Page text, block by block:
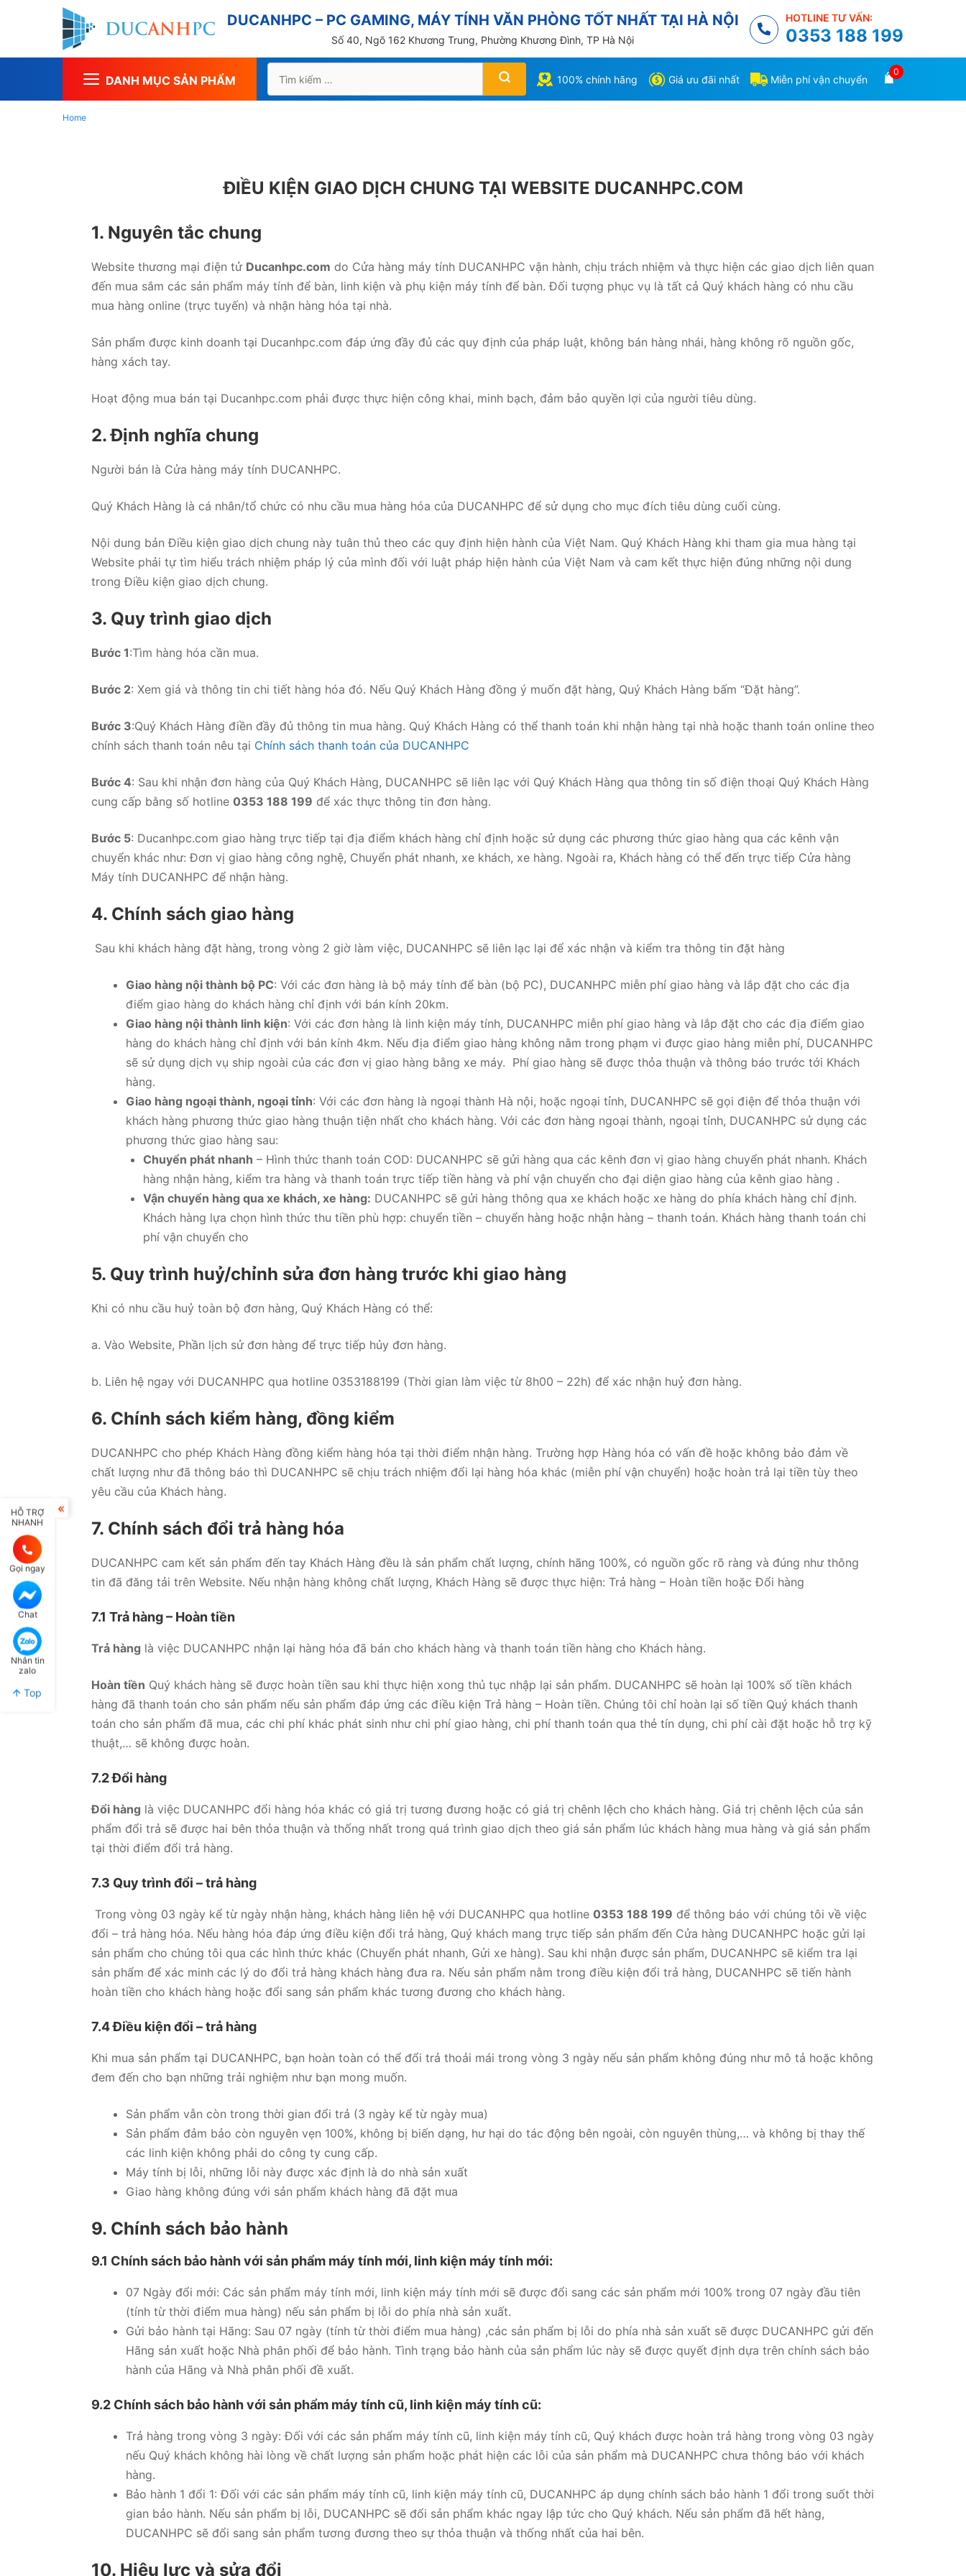
DUCANHPC – PC GAMING, MÁY TÍNH VĂN PHÒNG TỐT NHẤT TẠI HÀ NỘI
Số 40, Ngõ 162 Khương Trung, Phường Khương Đình, TP Hà Nội
HOTLINE TƯ VẤN:
0353 188 199
DANH MỤC SẢN PHẨM
Tìm
kiếm
cho:
100% chính hãng Giá ưu đãi nhất Miễn phí vận chuyển
0
Home
ĐIỀU KIỆN GIAO DỊCH CHUNG TẠI WEBSITE DUCANHPC.COM
1. Nguyên tắc chung
Website thương mại điện tử Ducanhpc.com do Cửa hàng máy tính DUCANHPC vận hành, chịu trách nhiệm và thực hiện các giao dịch liên quan
đến mua sắm các sản phẩm máy tính để bàn, linh kiện và phụ kiện máy tính để bàn. Đối tượng phục vụ là tất cả Quý khách hàng có nhu cầu
mua hàng online (trực tuyến) và nhận hàng hóa tại nhà.
Sản phẩm được kinh doanh tại Ducanhpc.com đáp ứng đầy đủ các quy định của pháp luật, không bán hàng nhái, hàng không rõ nguồn gốc,
hàng xách tay.
Hoạt động mua bán tại Ducanhpc.com phải được thực hiện công khai, minh bạch, đảm bảo quyền lợi của người tiêu dùng.
2. Định nghĩa chung
Người bán là Cửa hàng máy tính DUCANHPC.
Quý Khách Hàng là cá nhân/tổ chức có nhu cầu mua hàng hóa của DUCANHPC để sử dụng cho mục đích tiêu dùng cuối cùng.
Nội dung bản Điều kiện giao dịch chung này tuân thủ theo các quy định hiện hành của Việt Nam. Quý Khách Hàng khi tham gia mua hàng tại
Website phải tự tìm hiểu trách nhiệm pháp lý của mình đối với luật pháp hiện hành của Việt Nam và cam kết thực hiện đúng những nội dung
trong Điều kiện giao dịch chung.
3. Quy trình giao dịch
Bước 1:Tìm hàng hóa cần mua.
Bước 2: Xem giá và thông tin chi tiết hàng hóa đó. Nếu Quý Khách Hàng đồng ý muốn đặt hàng, Quý Khách Hàng bấm “Đặt hàng”.
Bước 3:Quý Khách Hàng điền đầy đủ thông tin mua hàng. Quý Khách Hàng có thể thanh toán khi nhận hàng tại nhà hoặc thanh toán online theo
chính sách thanh toán nêu tại Chính sách thanh toán của DUCANHPC
Bước 4: Sau khi nhận đơn hàng của Quý Khách Hàng, DUCANHPC sẽ liên lạc với Quý Khách Hàng qua thông tin số điện thoại Quý Khách Hàng
cung cấp bằng số hotline 0353 188 199 để xác thực thông tin đơn hàng.
Bước 5: Ducanhpc.com giao hàng trực tiếp tại địa điểm khách hàng chỉ định hoặc sử dụng các phương thức giao hàng qua các kênh vận
chuyển khác như: Đơn vị giao hàng công nghệ, Chuyển phát nhanh, xe khách, xe hàng. Ngoài ra, Khách hàng có thể đến trực tiếp Cửa hàng
Máy tính DUCANHPC để nhận hàng.
4. Chính sách giao hàng
Sau khi khách hàng đặt hàng, trong vòng 2 giờ làm việc, DUCANHPC sẽ liên lạc lại để xác nhận và kiểm tra thông tin đặt hàng
Giao hàng nội thành bộ PC: Với các đơn hàng là bộ máy tính để bàn (bộ PC), DUCANHPC miễn phí giao hàng và lắp đặt cho các địa
điểm giao hàng do khách hàng chỉ định với bán kính 20km.
Giao hàng nội thành linh kiện: Với các đơn hàng là linh kiện máy tính, DUCANHPC miễn phí giao hàng và lắp đặt cho các địa điểm giao
hàng do khách hàng chỉ định với bán kính 4km. Nếu địa điểm giao hàng không nằm trong phạm vi được giao hàng miễn phí, DUCANHPC
sẽ sử dụng dịch vụ ship ngoài của các đơn vị giao hàng bằng xe máy. Phí giao hàng sẽ được thỏa thuận và thông báo trước tới Khách
hàng.
Giao hàng ngoại thành, ngoại tỉnh: Với các đơn hàng là ngoại thành Hà nội, hoặc ngoại tỉnh, DUCANHPC sẽ gọi điện để thỏa thuận với
khách hàng phương thức giao hàng thuận tiện nhất cho khách hàng. Với các đơn hàng ngoại thành, ngoại tỉnh, DUCANHPC sử dụng các
phương thức giao hàng sau:
Chuyển phát nhanh – Hình thức thanh toán COD: DUCANHPC sẽ gửi hàng qua các kênh đơn vị giao hàng chuyển phát nhanh. Khách
hàng nhận hàng, kiểm tra hàng và thanh toán trực tiếp tiền hàng và phí vận chuyển cho đại diện giao hàng của kênh giao hàng .
Vận chuyển hàng qua xe khách, xe hàng: DUCANHPC sẽ gửi hàng thông qua xe khách hoặc xe hàng do phía khách hàng chỉ định.
Khách hàng lựa chọn hình thức thu tiền phù hợp: chuyển tiền – chuyển hàng hoặc nhận hàng – thanh toán. Khách hàng thanh toán chi
phí vận chuyển cho
5. Quy trình huỷ/chỉnh sửa đơn hàng trước khi giao hàng
Khi có nhu cầu huỷ toàn bộ đơn hàng, Quý Khách Hàng có thể:
a. Vào Website, Phần lịch sử đơn hàng để trực tiếp hủy đơn hàng.
b. Liên hệ ngay với DUCANHPC qua hotline 0353188199 (Thời gian làm việc từ 8h00 – 22h) để xác nhận huỷ đơn hàng.
6. Chính sách kiểm hàng, đồng kiểm
DUCANHPC cho phép Khách Hàng đồng kiểm hàng hóa tại thời điểm nhận hàng. Trường hợp Hàng hóa có vấn đề hoặc không bảo đảm về
chất lượng như đã thông báo thì DUCANHPC sẽ chịu trách nhiệm đổi lại hàng hóa khác (miễn phí vận chuyển) hoặc hoàn trả lại tiền tùy theo
yêu cầu của Khách hàng.
7. Chính sách đổi trả hàng hóa
DUCANHPC cam kết sản phẩm đến tay Khách Hàng đều là sản phẩm chất lượng, chính hãng 100%, có nguồn gốc rõ ràng và đúng như thông
tin đã đăng tải trên Website. Nếu nhận hàng không chất lượng, Khách Hàng sẽ được thực hiện: Trả hàng – Hoàn tiền hoặc Đổi hàng
7.1 Trả hàng – Hoàn tiền
Trả hàng là việc DUCANHPC nhận lại hàng hóa đã bán cho khách hàng và thanh toán tiền hàng cho Khách hàng.
Hoàn tiền Quý khách hàng sẽ được hoàn tiền sau khi thực hiện xong thủ tục nhập lại sản phẩm. DUCANHPC sẽ hoàn lại 100% số tiền khách
hàng đã thanh toán cho sản phẩm nếu sản phẩm đáp ứng các điều kiện Trả hàng – Hoàn tiền. Chúng tôi chỉ hoàn lại số tiền Quý khách thanh
toán cho sản phẩm đã mua, các chi phí khác phát sinh như chi phí giao hàng, chi phí thanh toán qua thẻ tín dụng, chi phí cài đặt hoặc hỗ trợ kỹ
thuật,… sẽ không được hoàn.
7.2 Đổi hàng
Đổi hàng là việc DUCANHPC đổi hàng hóa khác có giá trị tương đương hoặc có giá trị chênh lệch cho khách hàng. Giá trị chênh lệch của sản
phẩm đổi trả sẽ được hai bên thỏa thuận và thống nhất trong quá trình giao dịch theo giá sản phẩm lúc khách hàng mua hàng và giá sản phẩm
tại thời điểm đổi trả hàng.
7.3 Quy trình đổi – trả hàng
Trong vòng 03 ngày kể từ ngày nhận hàng, khách hàng liên hệ với DUCANHPC qua hotline 0353 188 199 để thông báo với chúng tôi về việc
đổi – trả hàng hóa. Nếu hàng hóa đáp ứng điều kiện đổi trả hàng, Quý khách mang trực tiếp sản phẩm đến Cửa hàng DUCANHPC hoặc gửi lại
sản phẩm cho chúng tôi qua các hình thức khác (Chuyển phát nhanh, Gửi xe hàng). Sau khi nhận được sản phẩm, DUCANHPC sẽ kiểm tra lại
sản phẩm để xác minh các lý do đổi trả hàng khách hàng đưa ra. Nếu sản phẩm nằm trong điều kiện đổi trả hàng, DUCANHPC sẽ tiến hành
hoàn tiền cho khách hàng hoặc đổi sang sản phẩm khác tương đương cho khách hàng.
7.4 Điều kiện đổi – trả hàng
Khi mua sản phẩm tại DUCANHPC, bạn hoàn toàn có thể đổi trả thoải mái trong vòng 3 ngày nếu sản phẩm không đúng như mô tả hoặc không
đem đến cho bạn những trải nghiệm như bạn mong muốn.
Sản phẩm vẫn còn trong thời gian đổi trả (3 ngày kể từ ngày mua)
Sản phẩm đảm bảo còn nguyên vẹn 100%, không bị biến dạng, hư hại do tác động bên ngoài, còn nguyên thùng,… và không bị thay thế
các linh kiện không phải do công ty cung cấp.
Máy tính bị lỗi, những lỗi này được xác định là do nhà sản xuất
Giao hàng không đúng với sản phẩm khách hàng đã đặt mua
9. Chính sách bảo hành
9.1 Chính sách bảo hành với sản phẩm máy tính mới, linh kiện máy tính mới:
07 Ngày đổi mới: Các sản phẩm máy tính mới, linh kiện máy tính mới sẽ được đổi sang các sản phẩm mới 100% trong 07 ngày đầu tiên
(tính từ thời điểm mua hàng) nếu sản phẩm bị lỗi do phía nhà sản xuất.
Gửi bảo hành tại Hãng: Sau 07 ngày (tính từ thời điểm mua hàng) ,các sản phẩm bị lỗi do phía nhà sản xuất sẽ được DUCANHPC gửi đến
Hãng sản xuất hoặc Nhà phân phối để bảo hành. Tình trạng bảo hành của sản phẩm lúc này sẽ được quyết định dựa trên chính sách bảo
hành của Hãng và Nhà phân phối đề xuất.
9.2 Chính sách bảo hành với sản phẩm máy tính cũ, linh kiện máy tính cũ:
Trả hàng trong vòng 3 ngày: Đối với các sản phẩm máy tính cũ, linh kiện máy tính cũ, Quý khách được hoàn trả hàng trong vòng 03 ngày
nếu Quý khách không hài lòng về chất lượng sản phẩm hoặc phát hiện các lỗi của sản phẩm mà DUCANHPC chưa thông báo với khách
hàng.
Bảo hành 1 đổi 1: Đối với các sản phẩm máy tính cũ, linh kiện máy tính cũ, DUCANHPC áp dụng chính sách bảo hành 1 đổi trong suốt thời
gian bảo hành. Nếu sản phẩm bị lỗi, DUCANHPC sẽ đổi sản phẩm khác ngay lập tức cho Quý khách. Nếu sản phẩm đã hết hàng,
DUCANHPC sẽ đổi sang sản phẩm tương đương theo sự thỏa thuận và thống nhất của hai bên.
10. Hiệu lực và sửa đổi
HỖ TRỢ
NHANH
Gọi ngay
Chat
Nhắn tin
zalo
Top